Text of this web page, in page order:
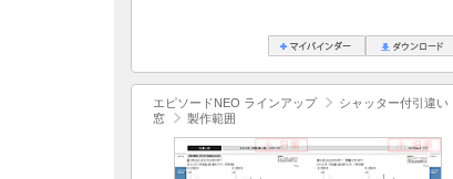
エピソードNEO ラインアップ
シャッター付引違い
窓
製作範囲